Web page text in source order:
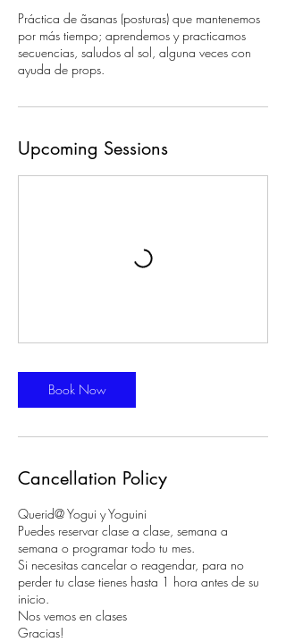
Práctica de ãsanas (posturas) que mantenemos
por más tiempo; aprendemos y practicamos
secuencias, saludos al sol, alguna veces con
ayuda de props.
Upcoming Sessions
Book Now
Cancellation Policy
Querid@ Yogui y Yoguini
Puedes reservar clase a clase, semana a
semana o programar todo tu mes.
Si necesitas cancelar o reagendar, para no
perder tu clase tienes hasta 1 hora antes de su
inicio.
Nos vemos en clases
Gracias!